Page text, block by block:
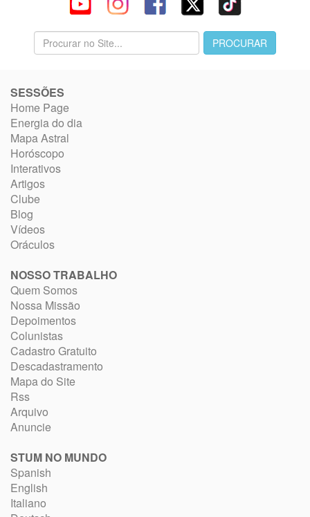
SESSÕES
Home Page
Energia do dia
Mapa Astral
Horóscopo
Interativos
Artigos
Clube
Blog
Vídeos
Oráculos
NOSSO TRABALHO
Quem Somos
Nossa Missão
Depoimentos
Colunistas
Cadastro Gratuito
Descadastramento
Mapa do Site
Rss
Arquivo
Anuncie
STUM NO MUNDO
Spanish
English
Italiano